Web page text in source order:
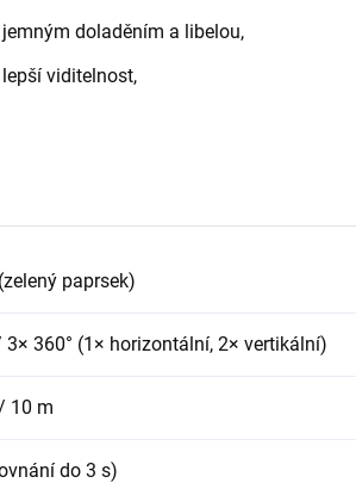
jemným doladěním a libelou,
viditelnost,
paprsek)
360° (1× horizontální, 2× vertikální)
10 m
do 3 s)